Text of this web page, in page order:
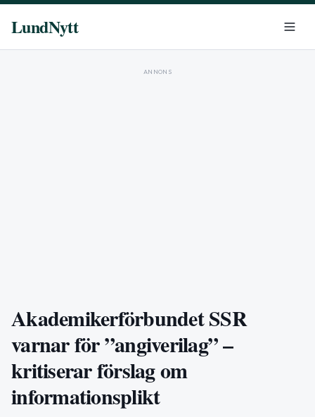
LundNytt
ANNONS
Akademikerförbundet SSR
varnar för ”angiverilag” –
kritiserar förslag om
informationsplikt